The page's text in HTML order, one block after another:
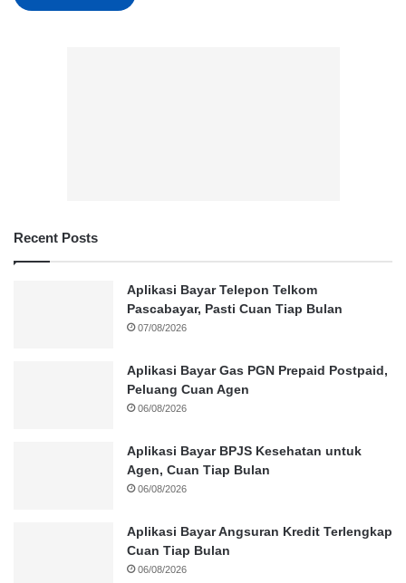
Recent Posts
Aplikasi Bayar Telepon Telkom
Pascabayar, Pasti Cuan Tiap Bulan
07/08/2026
Aplikasi Bayar Gas PGN Prepaid Postpaid,
Peluang Cuan Agen
06/08/2026
Aplikasi Bayar BPJS Kesehatan untuk
Agen, Cuan Tiap Bulan
06/08/2026
Aplikasi Bayar Angsuran Kredit Terlengkap
Cuan Tiap Bulan
06/08/2026